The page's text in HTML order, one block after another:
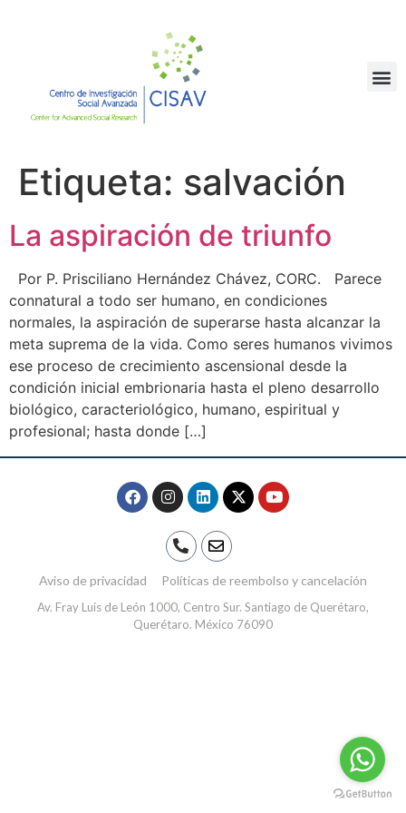
Etiqueta: salvación
La aspiración de triunfo
Por P. Prisciliano Hernández Chávez, CORC. Parece
connatural a todo ser humano, en condiciones
normales, la aspiración de superarse hasta alcanzar la
meta suprema de la vida. Como seres humanos vivimos
ese proceso de crecimiento ascensional desde la
condición inicial embrionaria hasta el pleno desarrollo
biológico, caracteriológico, humano, espiritual y
profesional; hasta donde […]
Aviso de privacidad Políticas de reembolso y cancelación
Av. Fray Luis de León 1000, Centro Sur. Santiago de Querétaro,
Querétaro. México 76090